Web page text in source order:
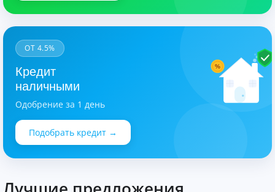
%
ОТ 4.5%
Кредит
наличными
Одобрение за 1 день
Подобрать кредит →